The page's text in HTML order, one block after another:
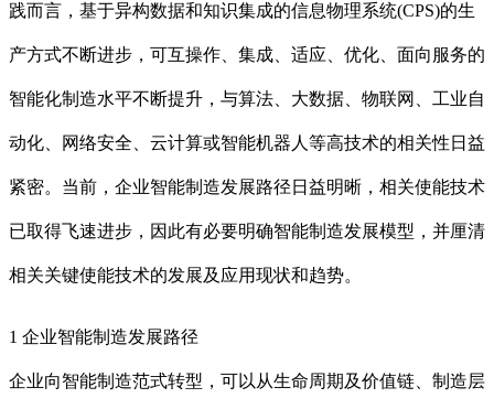
践而言，基于异构数据和知识集成的信息物理系统(CPS)的生
产方式不断进步，可互操作、集成、适应、优化、面向服务的
智能化制造水平不断提升，与算法、大数据、物联网、工业自
动化、网络安全、云计算或智能机器人等高技术的相关性日益
紧密。当前，企业智能制造发展路径日益明晰，相关使能技术
已取得飞速进步，因此有必要明确智能制造发展模型，并厘清
相关关键使能技术的发展及应用现状和趋势。
1 企业智能制造发展路径
企业向智能制造范式转型，可以从生命周期及价值链、制造层